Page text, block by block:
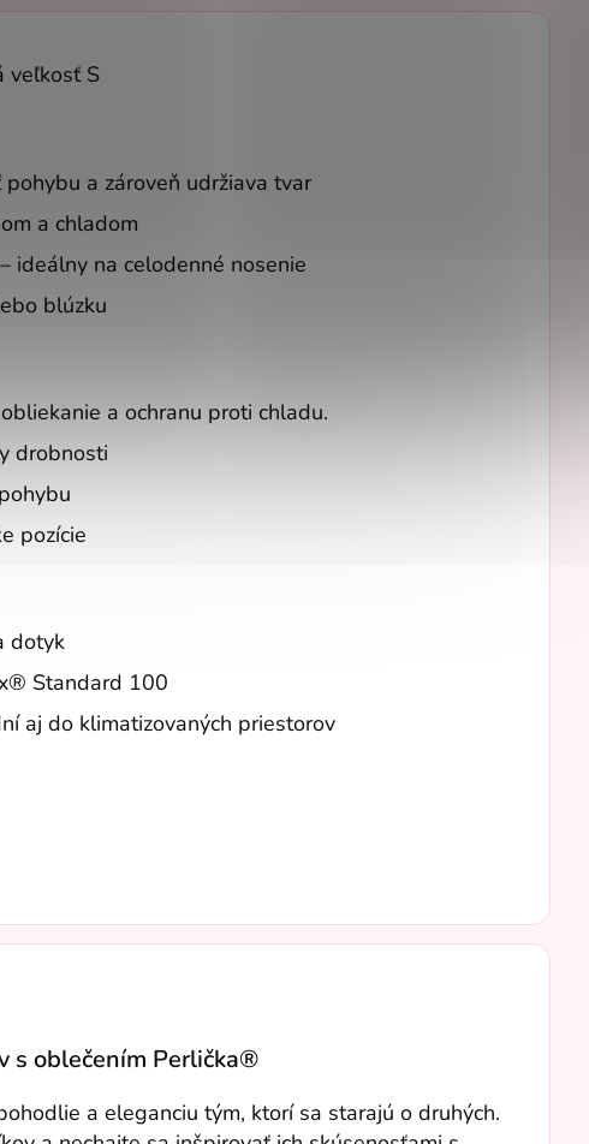
veľkosť S
a zároveň udržiava tvar
a chladom
ideálny na celodenné nosenie
blúzku
a ochranu proti chladu.
drobnosti
pozície
dotyk
Standard 100
aj do klimatizovaných priestorov
s oblečením Perlička®
a eleganciu tým, ktorí sa starajú o druhých.